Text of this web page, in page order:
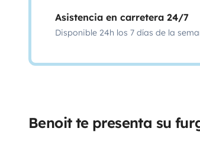
Asistencia en carretera 24/7
Disponible 24h los 7 días de la
Benoit te presenta su